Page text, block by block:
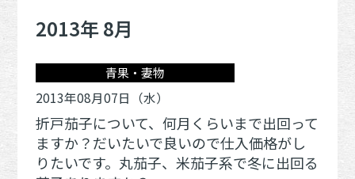
2013年 8月
青果・妻物
2013年08月07日（水）
折戸茄子について、何月くらいまで出回って
ますか？だいたいで良いので仕入価格がし
りたいです。丸茄子、米茄子系で冬に出回る